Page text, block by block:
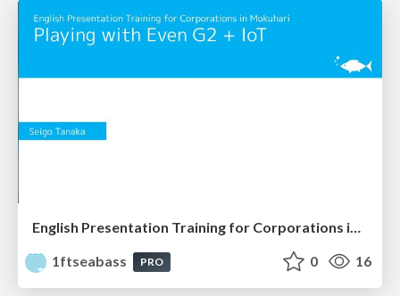
English Presentation Training for Corporations in Mokuhari
1ftseabass
PRO 0 16